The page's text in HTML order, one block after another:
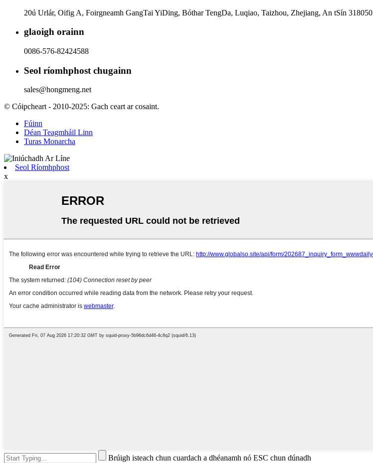
20ú Urlár, Oifig A, Foirgneamh GangTai YiDing, Bóthar TengDa, Luqiao, Taizhou, Zhejiang, An tSín 318050
glaoigh orainn
0086-576-82424588
Seol ríomhphost chugainn
sales@hongmeng.net
© Cóipcheart - 2010-2025: Gach ceart ar cosaint.
Fúinn
Déan Teagmháil Linn
Turas Monarcha
Seol Ríomhphost
x
Brúigh isteach chun cuardach a dhéanamh nó ESC chun dúnadh